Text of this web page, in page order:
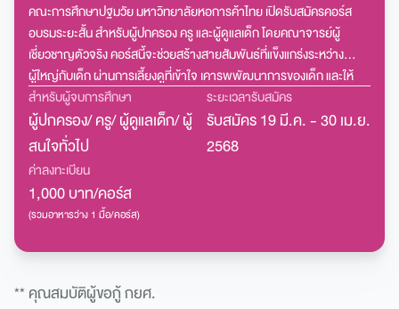
คณะการศึกษาปฐมวัย มหาวิทยาลัยหอการค้าไทย เปิดรับสมัครคอร์ส
อบรมระยะสั้น สำหรับผู้ปกครอง ครู และผู้ดูแลเด็ก โดยคณาจารย์ผู้
เชี่ยวชาญตัวจริง คอร์สนี้จะช่วยสร้างสายสัมพันธ์ที่แข็งแกร่งระหว่าง
ผู้ใหญ่กับเด็ก ผ่านการเลี้ยงดูที่เข้าใจ เคารพพัฒนาการของเด็ก และให้
พลังการเรียนรู้
สำหรับผู้จบการศึกษา
ผู้ปกครอง/ ครู/ ผู้ดูแลเด็ก/ ผู้
สนใจทั่วไป
ระยะเวลารับสมัคร
รับสมัคร 19 มี.ค. - 30 เม.ย.
2568
ค่าลงทะเบียน
1,000 บาท/คอร์ส
(รวมอาหารว่าง 1 มื้อ/คอร์ส)
** คุณสมบัติผู้ขอกู้ กยศ.